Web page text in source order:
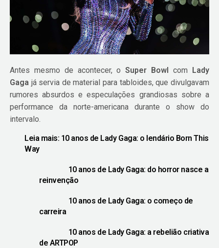
Antes mesmo de acontecer, oSuper Bowl com Lady
Gaga já servia de material para tabloides, que divulgavam
rumores absurdos e especulações grandiosas sobre a
performance da norte-americana durante o show do
intervalo.
Leia mais: 10 anos de Lady Gaga: o lendário Born This
Way
10 anos de Lady Gaga: do horror nasce a
reinvenção
10 anos de Lady Gaga: o começo de
carreira
10 anos de Lady Gaga: a rebelião criativa
de ARTPOP